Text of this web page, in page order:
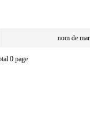
nom de
0 page